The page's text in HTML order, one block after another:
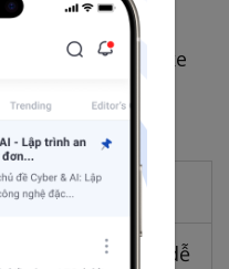
hạn
DB, có thể revoke
Không nên
localStorage (dễ